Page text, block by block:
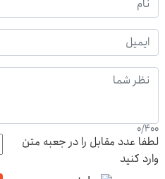
0/400
لطفا عدد مقابل را در جعبه متن
وارد کنید